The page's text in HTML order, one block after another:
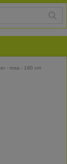
- rosa - 180 cm